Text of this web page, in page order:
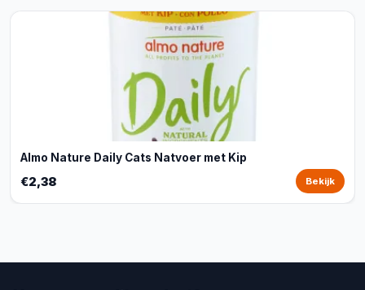
Almo Nature Daily Cats Natvoer met Kip
€2,38 Bekijk